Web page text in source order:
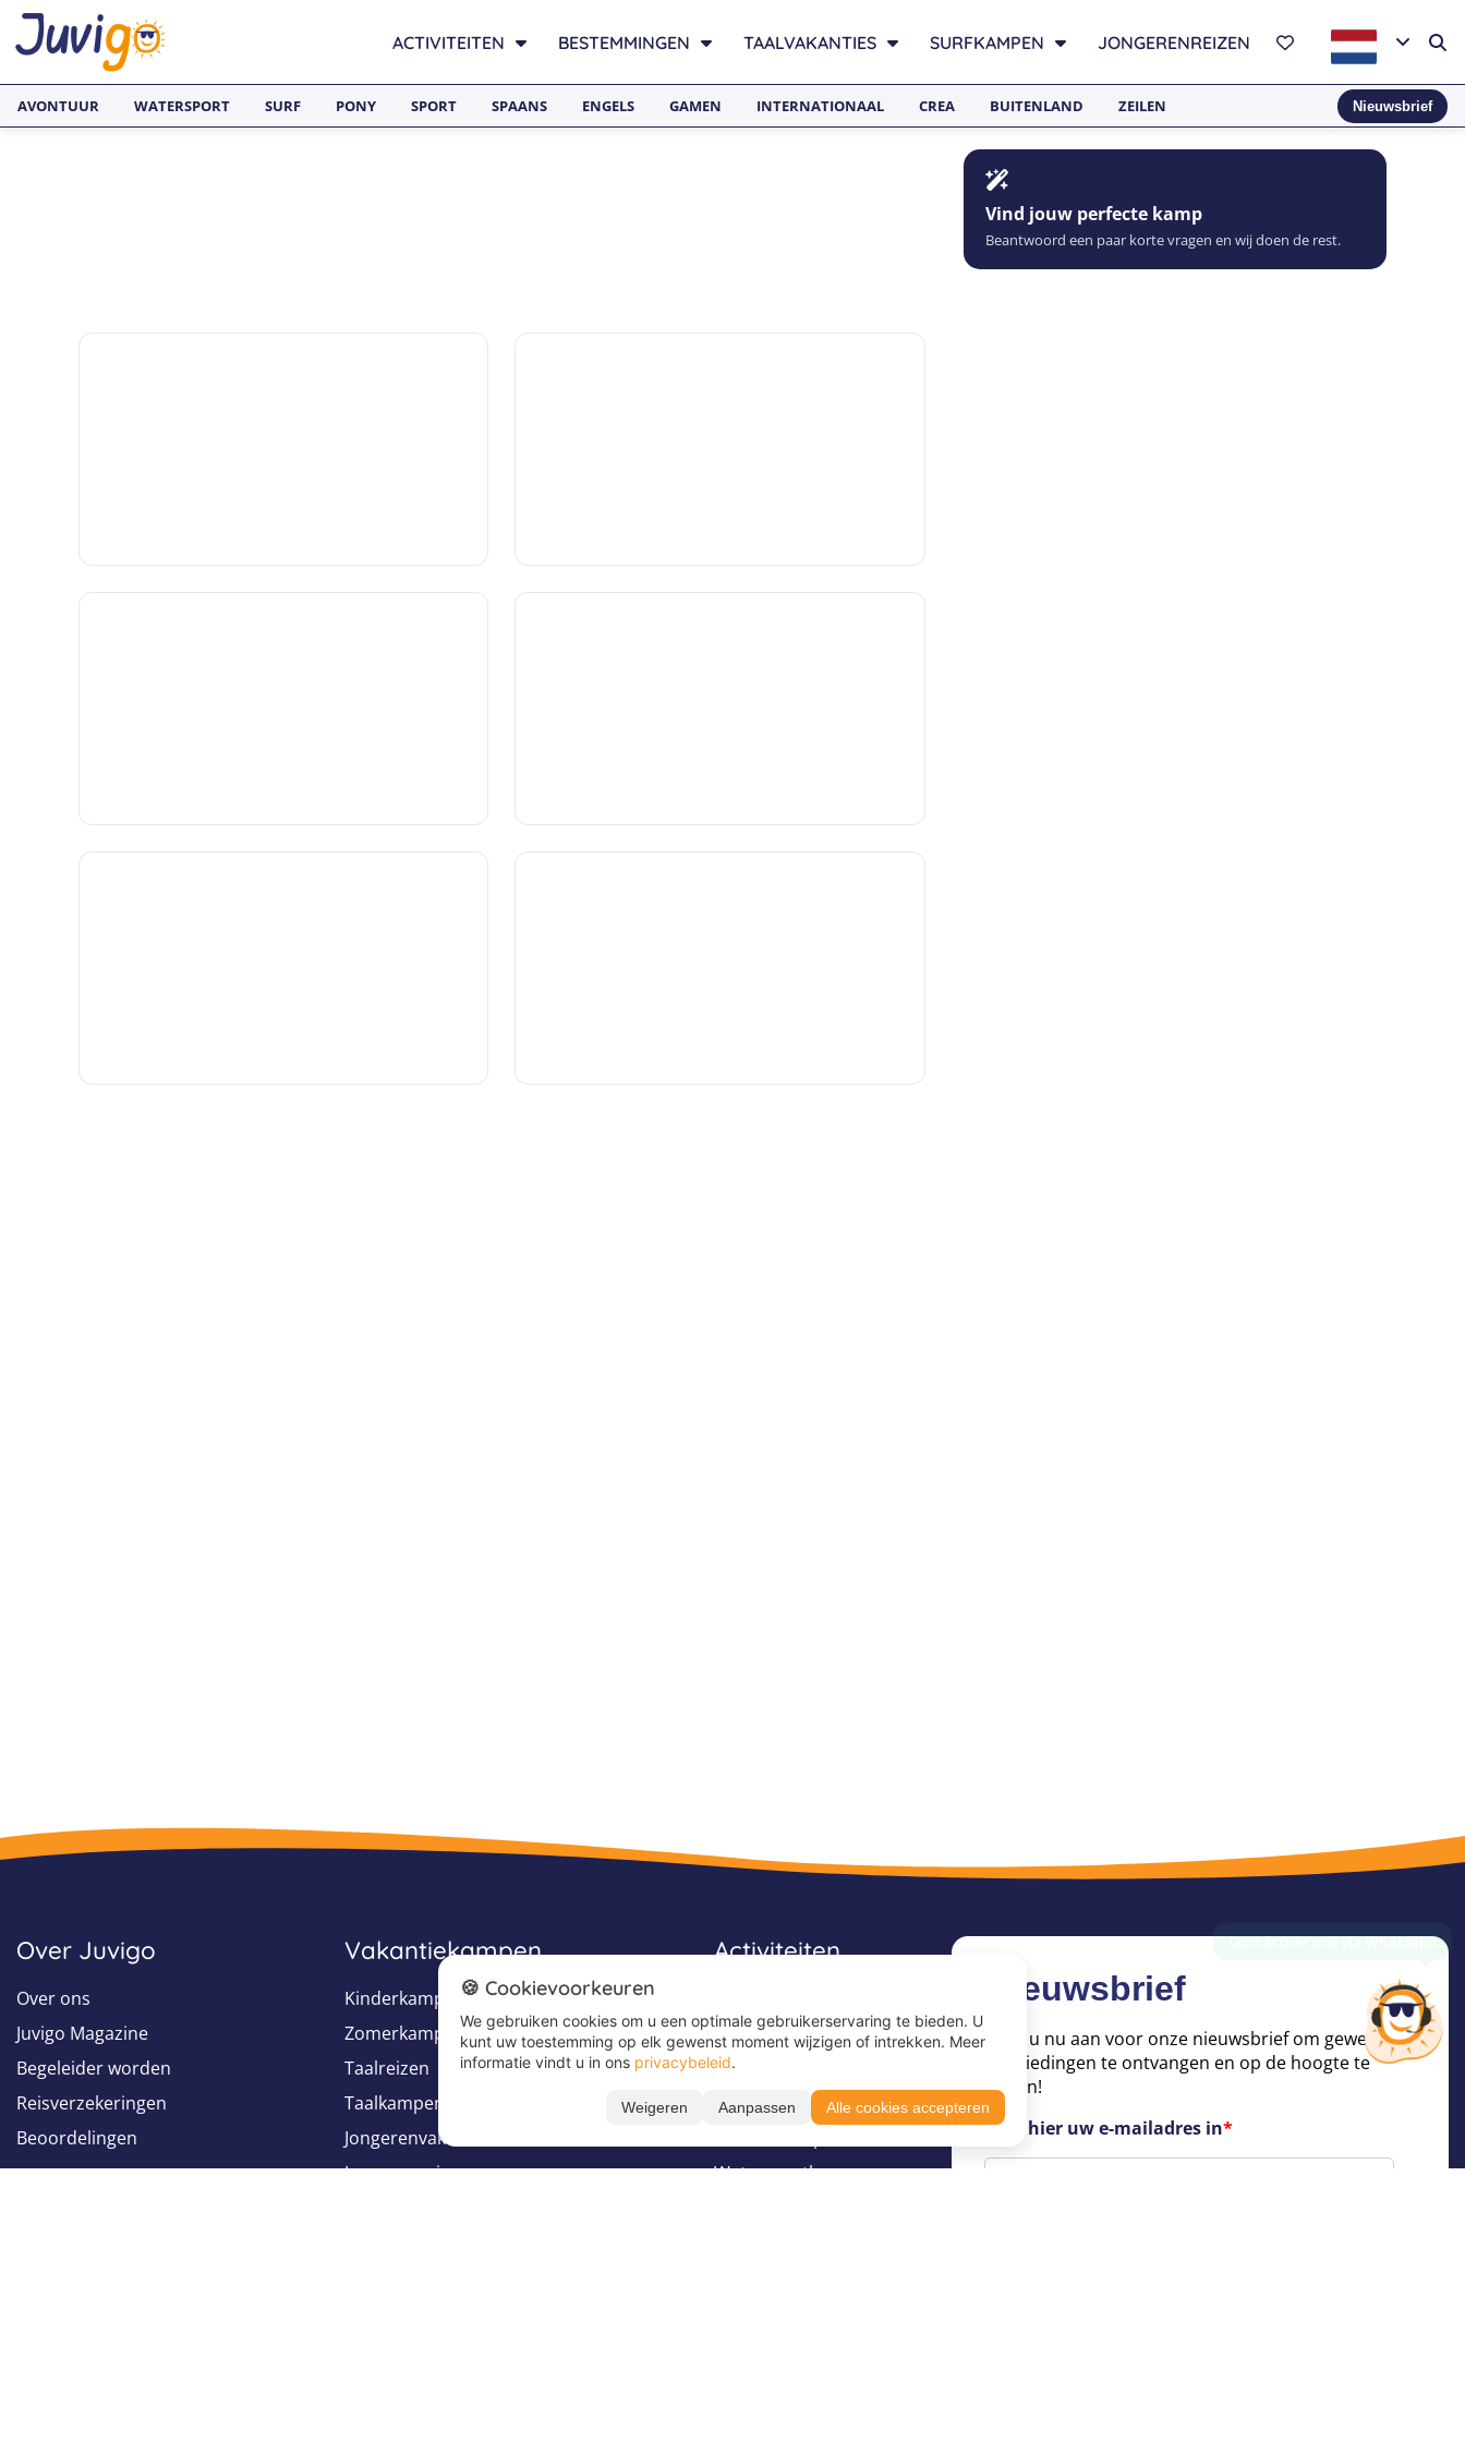
ACTIVITEITEN BESTEMMINGEN TAALVAKANTIES SURFKAMPEN JONGERENREIZEN
AVONTUUR WATERSPORT SURF PONY SPORT SPAANS ENGELS GAMEN INTERNATIONAAL CREA BUITENLAND ZEILEN Nieuwsbrief
Vind jouw perfecte kamp
Beantwoord een paar korte vragen en wij doen de rest.
Over Juvigo
Over ons
Juvigo Magazine
Begeleider worden
Reisverzekeringen
Beoordelingen
Vakantiekampen
Kinderkampen
Zomerkampen
Taalreizen
Taalkampen
Jongerenvakanties
Jongerenreizen
Activiteiten
Game kampen
Ponykampen
Surfkampen
Watersportkampen
Nieuwsbrief
Meld u nu aan voor onze nieuwsbrief om geweldige
aanbiedingen te ontvangen en op de hoogte te
blijven!
Voer hier uw e-mailadres in*
🍪 Cookievoorkeuren
We gebruiken cookies om u een optimale gebruikerservaring te bieden. U
kunt uw toestemming op elk gewenst moment wijzigen of intrekken. Meer
informatie vindt u in ons privacybeleid.
Weigeren Aanpassen Alle cookies accepteren